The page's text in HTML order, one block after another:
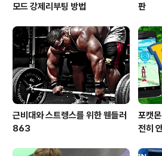
모드 강제리부팅 방법
판
근비대와 스트렝스를 위한 웬들러
863
포캣
전히